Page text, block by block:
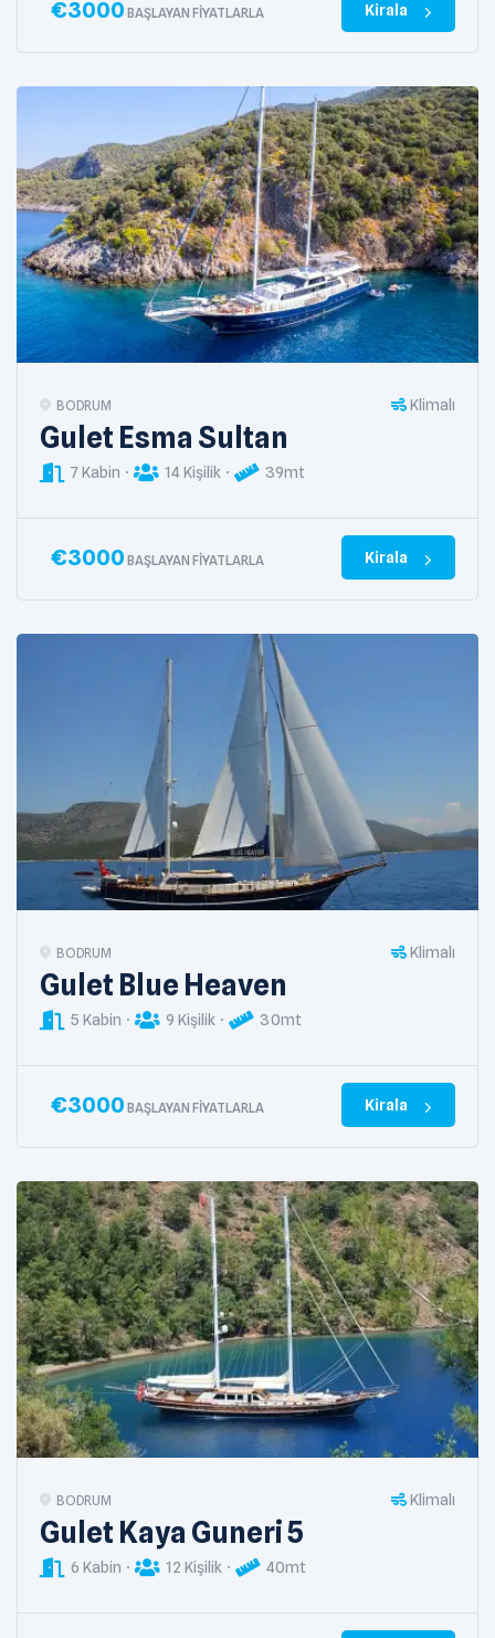
€3000 BAŞLAYAN FIYATLARLA Kirala
BODRUM Klimalı
Gulet Esma Sultan
7 Kabin 14 Kişilik 39mt
€3000 BAŞLAYAN FIYATLARLA Kirala
BODRUM Klimalı
Gulet Blue Heaven
5 Kabin 9 Kişilik 30mt
€3000 BAŞLAYAN FIYATLARLA Kirala
BODRUM Klimalı
Gulet Kaya Guneri 5
6 Kabin 12 Kişilik 40mt